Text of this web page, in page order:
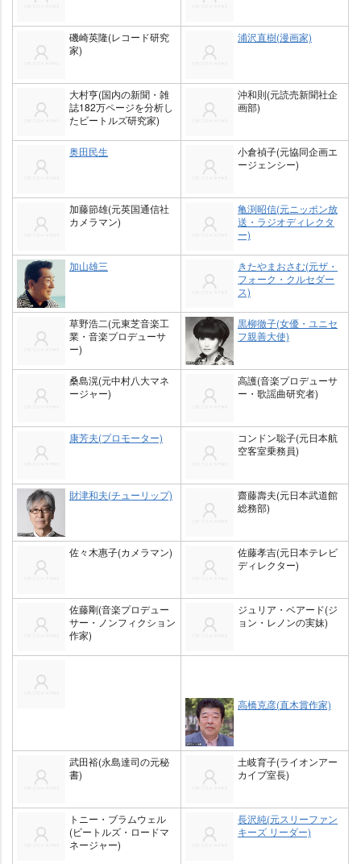
磯崎英隆(レコード研究
家)
浦沢直樹(漫画家)
大村亨(国内の新聞・雑
誌182万ページを分析し
たビートルズ研究家)
沖和則(元読売新聞社企
画部)
奥田民生
小倉禎子(元協同企画エ
ージェンシー)
加藤節雄(元英国通信社
カメラマン)
亀渕昭信(元ニッポン放
送・ラジオディレクタ
ー)
加山雄三
きたやまおさむ(元ザ・
フォーク・クルセダー
ス)
草野浩二(元東芝音楽工
業・音楽プロデューサ
ー)
黒柳徹子(女優・ユニセ
フ親善大使)
桑島滉(元中村八大マネ
ージャー)
高護(音楽プロデューサ
ー・歌謡曲研究者)
康芳夫(プロモーター)
コンドン聡子(元日本航
空客室乗務員)
財津和夫(チューリップ)
齋藤壽夫(元日本武道館
総務部)
佐々木惠子(カメラマン)
佐藤孝吉(元日本テレビ
ディレクター)
佐藤剛(音楽プロデュー
サー・ノンフィクション
作家)
ジュリア・ベアード(ジ
ョン・レノンの実妹)
高橋克彦(直木賞作家)
武田裕(永島達司の元秘
書)
土岐育子(ライオンアー
カイブ室長)
トニー・ブラムウェル
(ビートルズ・ロードマ
ネージャー)
長沢純(元スリーファン
キーズ リーダー)